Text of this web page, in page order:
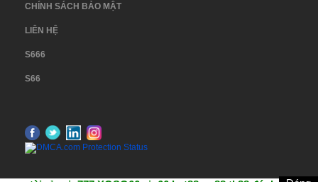
CHÍNH SÁCH BẢO MẬT
LIÊN HỆ
S666
S66